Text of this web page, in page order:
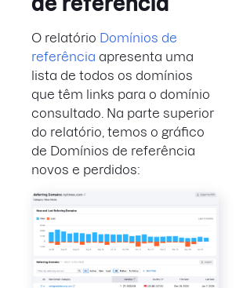
O relatório Domínios de
referência apresenta uma
lista de todos os domínios
que têm links para o domínio
consultado. Na parte superior
do relatório, temos o gráfico
de Domínios de referência
novos e perdidos: